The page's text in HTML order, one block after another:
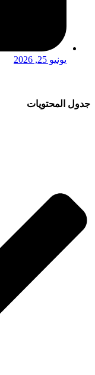
يونيو 25, 2026
جدول المحتويات